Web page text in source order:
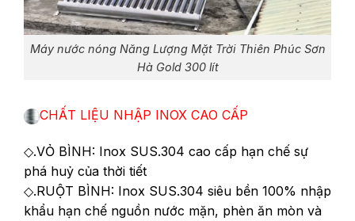
Máy nước nóng Năng Lượng Mặt Trời Thiên Phúc Sơn
Hà Gold 300 lít
CHẤT LIỆU NHẬP INOX CAO CẤP
◇.VỎ BÌNH: Inox SUS.304 cao cấp hạn chế sự
phá huỷ của thời tiết
◇.RUỘT BÌNH: Inox SUS.304 siêu bền 100% nhập
khẩu hạn chế nguồn nước mặn, phèn ăn mòn và